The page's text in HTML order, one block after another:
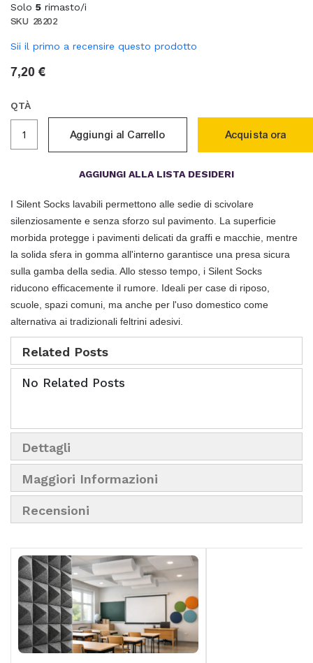
Solo 5 rimasto/i
SKU 28202
Sii il primo a recensire questo prodotto
7,20 €
QTÀ
Aggiungi al Carrello Acquista ora
AGGIUNGI ALLA LISTA DESIDERI
I Silent Socks lavabili permettono alle sedie di scivolare
silenziosamente e senza sforzo sul pavimento. La superficie
morbida protegge i pavimenti delicati da graffi e macchie, mentre
la solida sfera in gomma all'interno garantisce una presa sicura
sulla gamba della sedia. Allo stesso tempo, i Silent Socks
riducono efficacemente il rumore. Ideali per case di riposo,
scuole, spazi comuni, ma anche per l'uso domestico come
alternativa ai tradizionali feltrini adesivi.
Related Posts
No Related Posts
Dettagli
Maggiori Informazioni
Recensioni